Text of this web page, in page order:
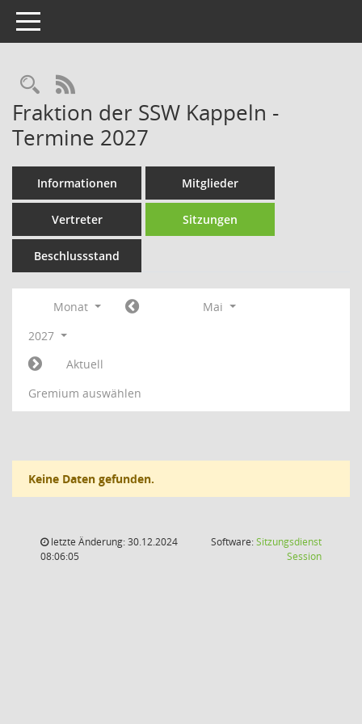
Toggle navigation
Rechercheauswahl
RSS-Feed
Fraktion der SSW Kappeln -
Termine 2027
Informationen Mitglieder
Vertreter Sitzungen
Beschlussstand
Monat
Mai
2027
Aktuell
Gremium auswählen
Keine Daten gefunden.
letzte Änderung: 30.12.2024
08:06:05
Software:Sitzungsdienst
Session(Wird in